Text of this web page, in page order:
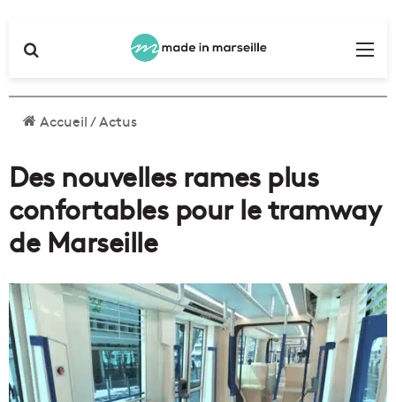
Accueil/Actus
Des nouvelles rames plus
confortables pour le tramway
de Marseille